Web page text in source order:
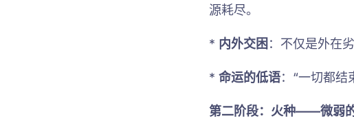
源耗尽。
* 内外交困 ：不仅是外在
* 命运的低语：“一切都结
第二阶段：火种——微弱